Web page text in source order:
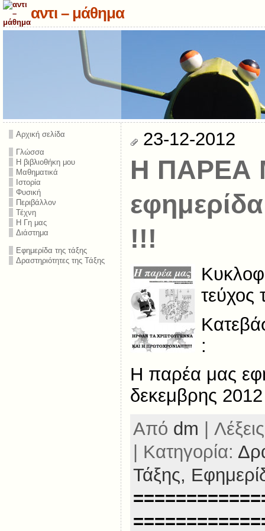
αντι – μάθημα
Αρχική σελίδα
Γλώσσα
Η βιβλιοθήκη μου
Μαθηματικά
Ιστορία
Φυσική
Περιβάλλον
Τέχνη
Η Γη μας
Διάστημα
Εφημερίδα της τάξης
Δραστηριότητες της Τάξης
23-12-2012
Η ΠΑΡΕΑ
!!!
τεύχος
:
Η παρέα μας
δεκεμβρης 2012
Από dm |
| Κατηγορία:
Τάξης,